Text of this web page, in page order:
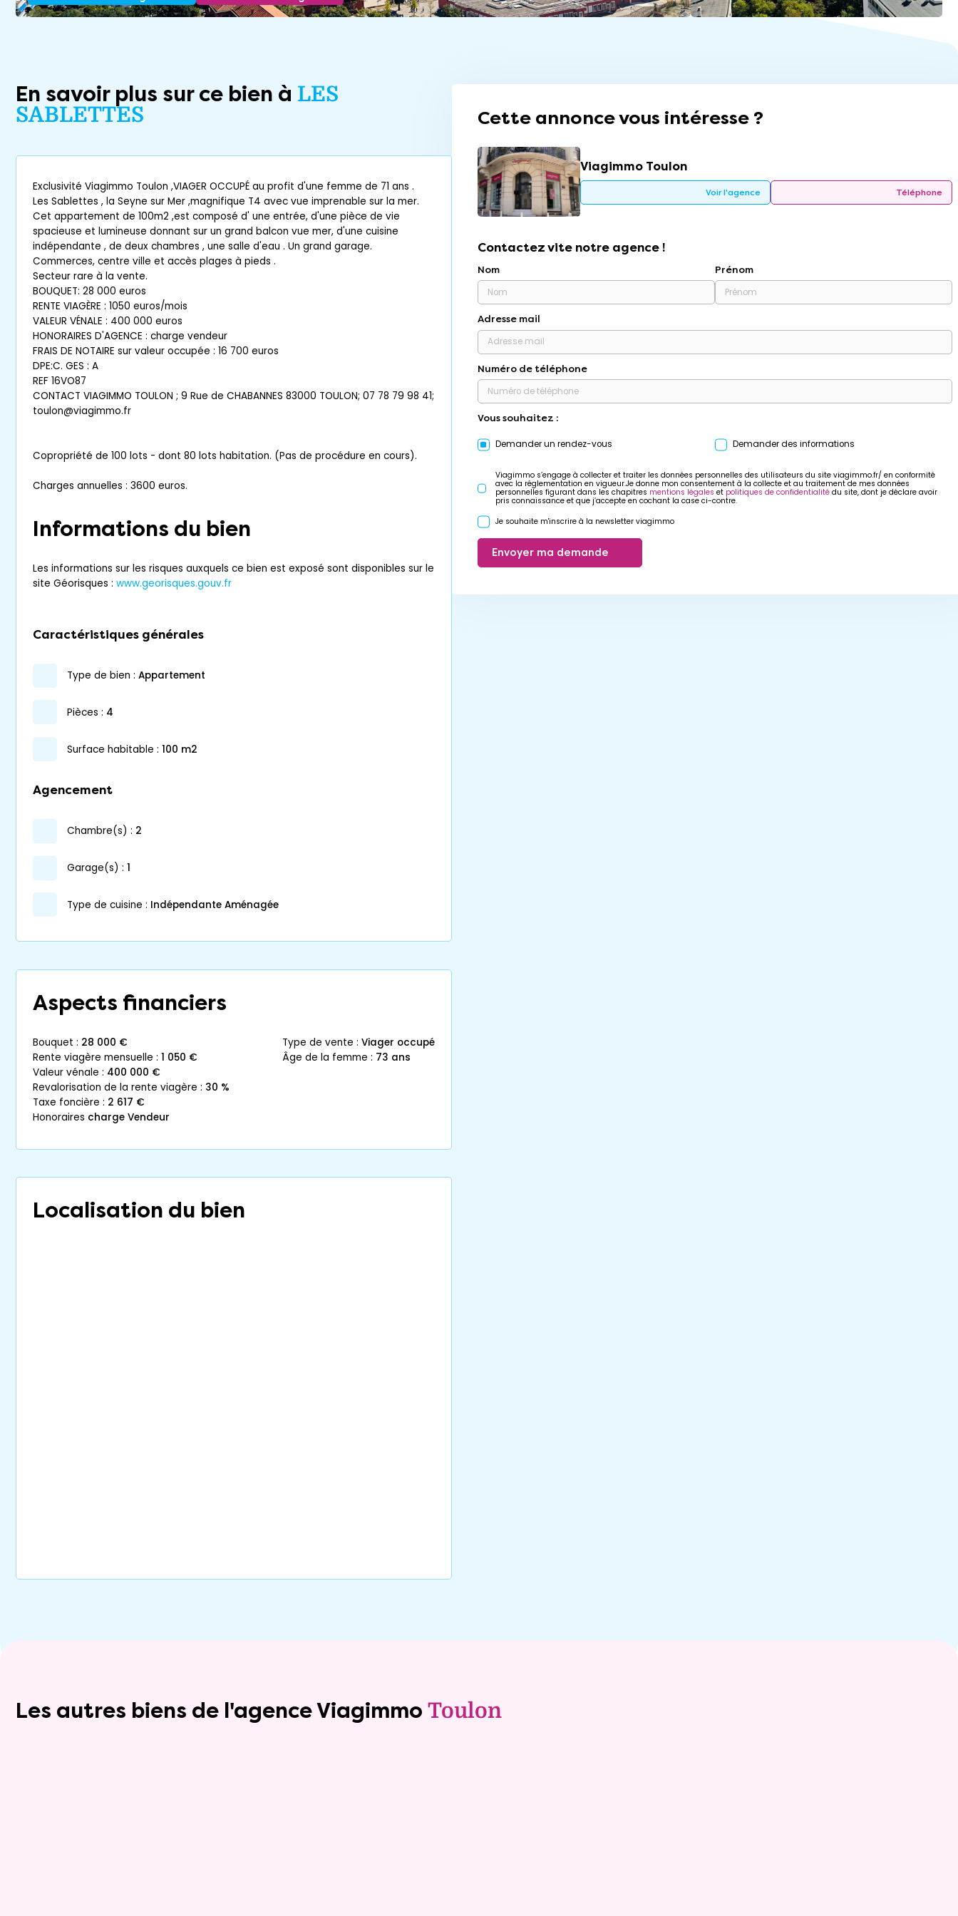
En savoir plus sur ce bien à LES
SABLETTES
Exclusivité Viagimmo Toulon ,VIAGER OCCUPÉ au profit d'une femme de 71 ans .
Les Sablettes , la Seyne sur Mer ,magnifique T4 avec vue imprenable sur la mer.
Cet appartement de 100m2 ,est composé d' une entrée, d'une pièce de vie
spacieuse et lumineuse donnant sur un grand balcon vue mer, d'une cuisine
indépendante , de deux chambres , une salle d'eau . Un grand garage.
Commerces, centre ville et accès plages à pieds .
Secteur rare à la vente.
BOUQUET: 28 000 euros
RENTE VIAGÈRE : 1050 euros/mois
VALEUR VÉNALE : 400 000 euros
HONORAIRES D'AGENCE : charge vendeur
FRAIS DE NOTAIRE sur valeur occupée : 16 700 euros
DPE:C. GES : A
REF 16VO87
CONTACT VIAGIMMO TOULON ; 9 Rue de CHABANNES 83000 TOULON; 07 78 79 98 41;
toulon@viagimmo.fr
Copropriété de 100 lots - dont 80 lots habitation. (Pas de procédure en cours).
Charges annuelles : 3600 euros.
Informations du bien
Les informations sur les risques auxquels ce bien est exposé sont disponibles sur le
site Géorisques : www.georisques.gouv.fr
Caractéristiques générales
type de bien : appartement
pièces : 4
surface habitable : 100 m2
Agencement
chambre(s) : 2
garage(s) : 1
Type de cuisine : Indépendante Aménagée
Aspects financiers
bouquet : 28 000 €
rente viagère mensuelle : 1 050 €
valeur vénale : 400 000 €
revalorisation de la rente viagère : 30 %
taxe foncière : 2 617 €
honoraires charge Vendeur
type de vente : Viager occupé
âge de la femme : 73 ans
Localisation du bien
Cette annonce vous intéresse ?
Viagimmo Toulon
Voir l'agence Téléphone
Contactez vite notre agence !
Nom Prénom
Adresse mail
Numéro de téléphone
Vous souhaitez :
Demander un rendez-vous Demander des informations
Viagimmo s’engage à collecter et traiter les données personnelles des utilisateurs du site viagimmo.fr/ en conformité
avec la réglementation en vigueur.Je donne mon consentement à la collecte et au traitement de mes données
personnelles figurant dans les chapitres mentions légales et politiques de confidentialité du site, dont je déclare avoir
pris connaissance et que j’accepte en cochant la case ci-contre.
Je souhaite m'inscrire à la newsletter viagimmo
Envoyer ma demande
Les autres biens de l'agence Viagimmo Toulon